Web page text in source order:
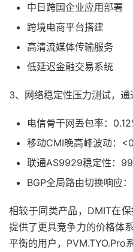
中日跨国企业应用部署
跨境电商平台搭建
高清流媒体传输服务
低延迟金融交易系统
3、网络稳定性压力测试，
电信骨干网丢包率：
移动CMI晚高峰波动：
联通AS9929稳定性：
BGP全局路由切换响应
相较于同类产品，DMIT在
提供了更具竞争力的价格体
平衡的用户，PVM.TYO.Pro